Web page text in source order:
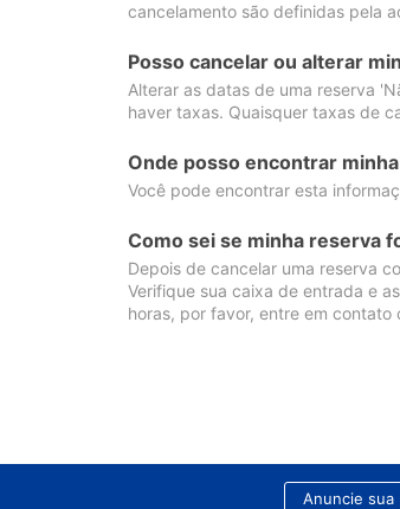
cancelamento são definidas pela
Posso cancelar ou alterar
Alterar as datas de uma reserva
haver taxas. Quaisquer taxas de
Onde posso encontrar
Você pode encontrar esta
Como sei se minha reserva
Depois de cancelar uma reserva
Verifique sua caixa de entrada e
horas, por favor, entre em
Anuncie sua